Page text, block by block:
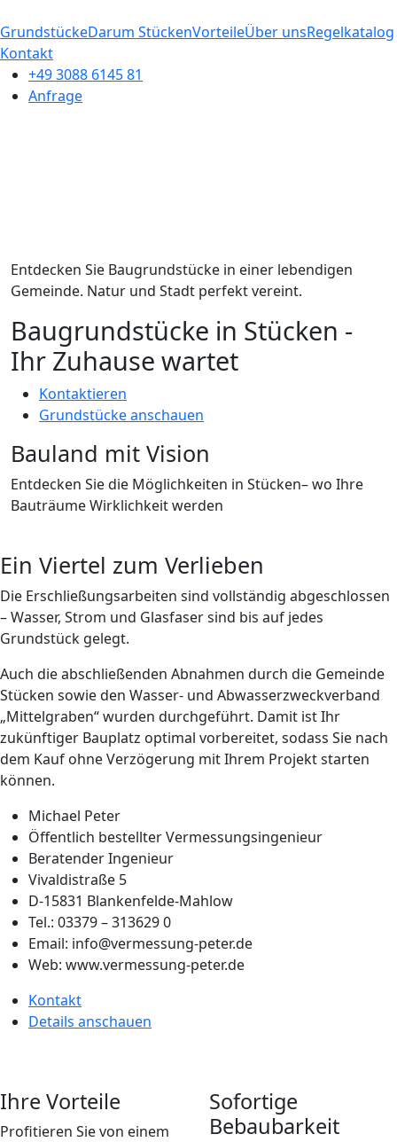
GrundstückeDarum StückenVorteileÜber unsRegelkatalog
Kontakt
+49 3088 6145 81
Anfrage
Entdecken Sie Baugrundstücke in einer lebendigen
Gemeinde. Natur und Stadt perfekt vereint.
Baugrundstücke in Stücken -
Ihr Zuhause wartet
Kontaktieren
Grundstücke anschauen
Bauland mit Vision
Entdecken Sie die Möglichkeiten in Stücken– wo Ihre
Bauträume Wirklichkeit werden
Ein Viertel zum Verlieben
Die Erschließungsarbeiten sind vollständig abgeschlossen
– Wasser, Strom und Glasfaser sind bis auf jedes
Grundstück gelegt.
Auch die abschließenden Abnahmen durch die Gemeinde
Stücken sowie den Wasser- und Abwasserzweckverband
„Mittelgraben“ wurden durchgeführt. Damit ist Ihr
zukünftiger Bauplatz optimal vorbereitet, sodass Sie nach
dem Kauf ohne Verzögerung mit Ihrem Projekt starten
können.
Michael Peter
Öffentlich bestellter Vermessungsingenieur
Beratender Ingenieur
Vivaldistraße 5
D-15831 Blankenfelde-Mahlow
Tel.: 03379 – 313629 0
Email: info@vermessung-peter.de
Web: www.vermessung-peter.de
Kontakt
Details anschauen
Ihre Vorteile
Profitieren Sie von einem
Sofortige
Bebaubarkeit